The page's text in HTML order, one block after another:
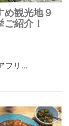
観光地９
紹介！
フリ…